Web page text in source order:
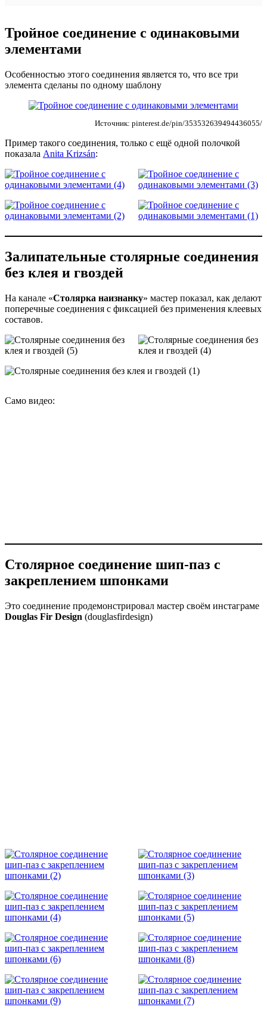
Тройное соединение с одинаковыми
элементами
Особенностью этого соединения является то, что все три
элемента сделаны по одному шаблону
Источник: pinterest.de/pin/353532639494436055/
Пример такого соединения, только с ещё одной полочкой
показала Anita Krizsán:
Залипательные столярные соединения
без клея и гвоздей
На канале «Столярка наизнанку» мастер показал, как делают
поперечные соединения с фиксацией без применения клеевых
составов.
Само видео:
Столярное соединение шип-паз с
закреплением шпонками
Это соединение продемонстрировал мастер своём инстаграме
Douglas Fir Design (douglasfirdesign)